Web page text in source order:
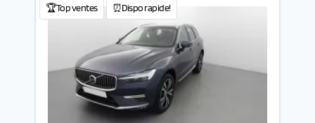
🏆Top ventes ⏰Dispo rapide!